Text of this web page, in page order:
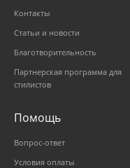
Контакты
Статьи и новости
Благотворительность
Партнерская программа для
стилистов
Помощь
Вопрос-ответ
Условия оплаты